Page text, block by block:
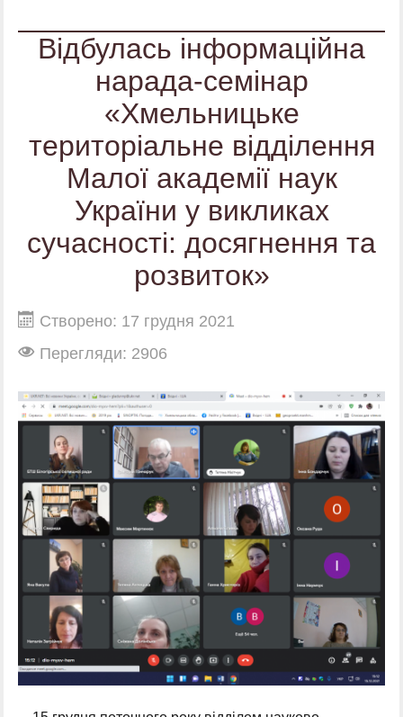
Відбулась інформаційна
нарада-семінар
«Хмельницьке
територіальне відділення
Малої академії наук
України у викликах
сучасності: досягнення та
розвиток»
Створено: 17 грудня 2021
Перегляди: 2906